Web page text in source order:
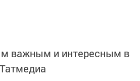
важным и интересным в
Татмедиа